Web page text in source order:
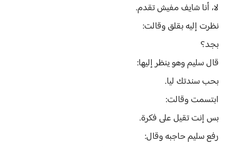
لا، أنا شايف مفيش تقدم.
نظرت إليه بقلق وقالت:
بجد؟
قال سليم وهو ينظر إليها:
بحب سندتك ليا.
ابتسمت وقالت:
بس إنت تقيل على فكرة.
رفع سليم حاجبه وقال: